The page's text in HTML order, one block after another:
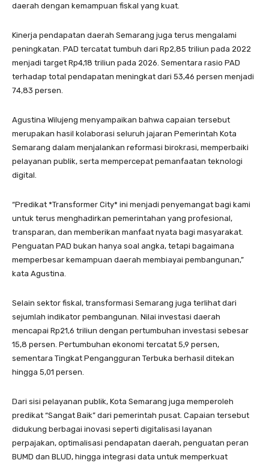
daerah dengan kemampuan fiskal yang kuat.
Kinerja pendapatan daerah Semarang juga terus mengalami
peningkatan. PAD tercatat tumbuh dari Rp2,85 triliun pada 2022
menjadi target Rp4,18 triliun pada 2026. Sementara rasio PAD
terhadap total pendapatan meningkat dari 53,46 persen menjadi
74,83 persen.
Agustina Wilujeng menyampaikan bahwa capaian tersebut
merupakan hasil kolaborasi seluruh jajaran Pemerintah Kota
Semarang dalam menjalankan reformasi birokrasi, memperbaiki
pelayanan publik, serta mempercepat pemanfaatan teknologi
digital.
“Predikat *Transformer City* ini menjadi penyemangat bagi kami
untuk terus menghadirkan pemerintahan yang profesional,
transparan, dan memberikan manfaat nyata bagi masyarakat.
Penguatan PAD bukan hanya soal angka, tetapi bagaimana
memperbesar kemampuan daerah membiayai pembangunan,”
kata Agustina.
Selain sektor fiskal, transformasi Semarang juga terlihat dari
sejumlah indikator pembangunan. Nilai investasi daerah
mencapai Rp21,6 triliun dengan pertumbuhan investasi sebesar
15,8 persen. Pertumbuhan ekonomi tercatat 5,9 persen,
sementara Tingkat Pengangguran Terbuka berhasil ditekan
hingga 5,01 persen.
Dari sisi pelayanan publik, Kota Semarang juga memperoleh
predikat “Sangat Baik” dari pemerintah pusat. Capaian tersebut
didukung berbagai inovasi seperti digitalisasi layanan
perpajakan, optimalisasi pendapatan daerah, penguatan peran
BUMD dan BLUD, hingga integrasi data untuk memperkuat